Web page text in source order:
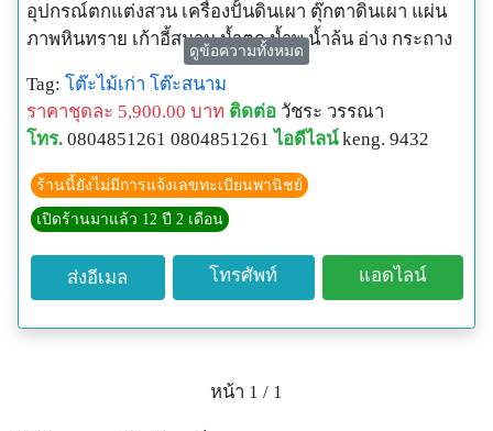
อุปกรณ์ตกแต่งสวน เครื่องปั้นดินเผา ตุ๊กตาดินเผา แผ่น
ภาพหินทราย เก้าอี้สนาม น้ำตก น้ำพุ น้ำล้น อ่าง กระถาง
แจกัน โคมไฟ แผ่นพื้นทางเดิน
**หมายเหตุ**
เนื่องจากเป็นงานทำมือ (Hand Made)ขนาดและน้ำหนัก
อาจจะแตกต่างกันนิดหน่อยแต่รูปร่างจะอยู่ในรูปแบบ
เดียวกันครับ
ดูข้อความทั้งหมด
Tag: โต๊ะไม้เก่า โต๊ะสนาม
ราคาชุดละ 5,900.00 บาท ติดต่อ วัชระ วรรณา
โทร. 0804851261 0804851261 ไอดีไลน์ keng. 9432
ร้านนี้ยังไม่มีการแจ้งเลขทะเบียนพานิชย์
เปิดร้านมาแล้ว 12 ปี 2 เดือน
ส่งอีเมล โทรศัพท์ แอดไลน์
หน้า 1 / 1